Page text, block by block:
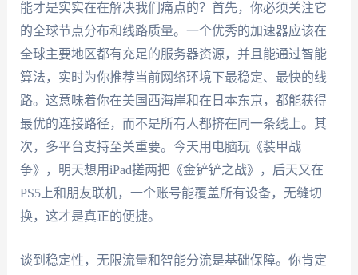
能才是实实在在解决我们痛点的？首先，你必须关注它
的全球节点分布和线路质量。一个优秀的加速器应该在
全球主要地区都有充足的服务器资源，并且能通过智能
算法，实时为你推荐当前网络环境下最稳定、最快的线
路。这意味着你在美国西海岸和在日本东京，都能获得
最优的连接路径，而不是所有人都挤在同一条线上。其
次，多平台支持至关重要。今天用电脑玩《装甲战
争》，明天想用iPad搓两把《金铲铲之战》，后天又在
PS5上和朋友联机，一个账号能覆盖所有设备，无缝切
换，这才是真正的便捷。
谈到稳定性，无限流量和智能分流是基础保障。你肯定